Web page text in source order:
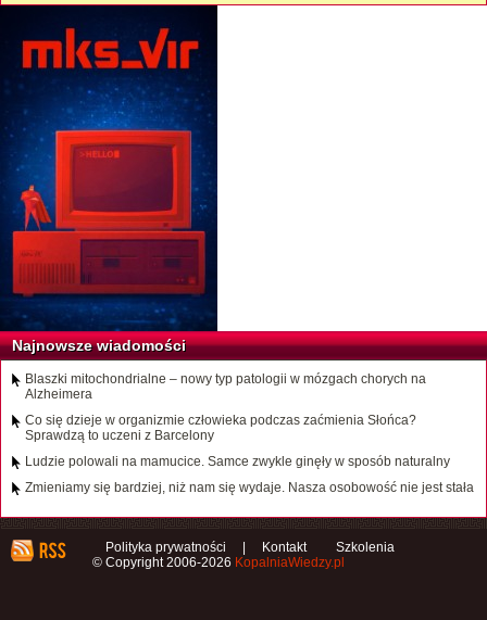
Najnowsze wiadomości
Blaszki mitochondrialne – nowy typ patologii w mózgach chorych na
Alzheimera
Co się dzieje w organizmie człowieka podczas zaćmienia Słońca?
Sprawdzą to uczeni z Barcelony
Ludzie polowali na mamucice. Samce zwykle ginęły w sposób naturalny
Zmieniamy się bardziej, niż nam się wydaje. Nasza osobowość nie jest stała
Polityka prywatności Kontakt
Szkolenia
© Copyright 2006-2026 KopalniaWiedzy.pl